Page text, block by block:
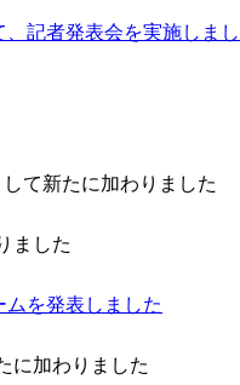
記者発表会を実施しまし
て新たに加わりました
ました
を発表しました
に加わりました